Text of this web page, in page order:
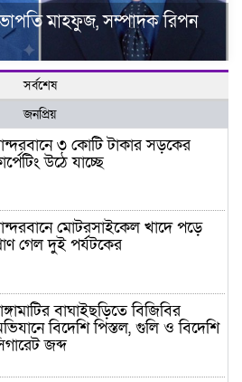
মাহফুজ, সম্পাদক রিপন
সর্বশেষ
জনপ্রিয়
৩ কোটি টাকার সড়কের
উঠে যাচ্ছে
মোটরসাইকেল খাদে পড়ে
গেল দুই পর্যটকের
বাঘাইছড়িতে বিজিবির
বিদেশি পিস্তল, গুলি ও বিদেশি
জব্দ